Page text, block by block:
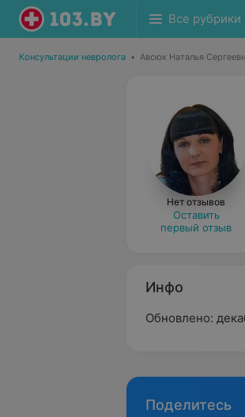
Все рубрики
Консультации невролога • Авсюк Наталья
Нет отзывов
Оставить
первый отзыв
Инфо
Обновлено:
Поделитесь